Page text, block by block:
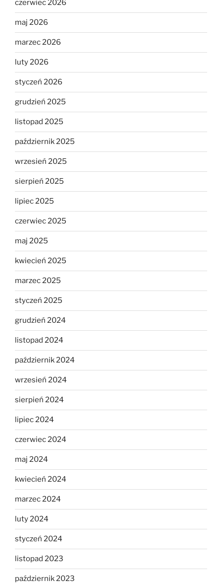
czerwiec 2026
maj 2026
marzec 2026
luty 2026
styczeń 2026
grudzień 2025
listopad 2025
październik 2025
wrzesień 2025
sierpień 2025
lipiec 2025
czerwiec 2025
maj 2025
kwiecień 2025
marzec 2025
styczeń 2025
grudzień 2024
listopad 2024
październik 2024
wrzesień 2024
sierpień 2024
lipiec 2024
czerwiec 2024
maj 2024
kwiecień 2024
marzec 2024
luty 2024
styczeń 2024
listopad 2023
październik 2023